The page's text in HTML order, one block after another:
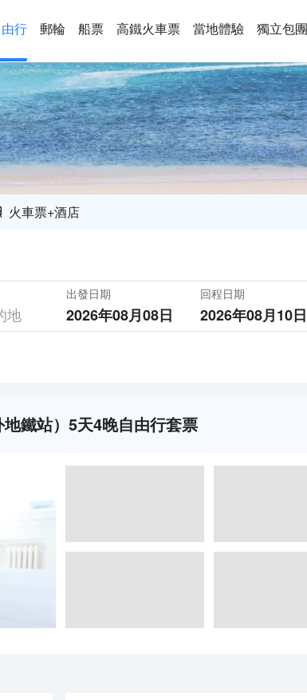
由行 郵輪 船票 高鐵火車票 當地體驗 獨立包團
火車票+酒店
出發日期
2026年08月08日
回程日期
2026年08月10日
鐵站）5天4晚自由行套票